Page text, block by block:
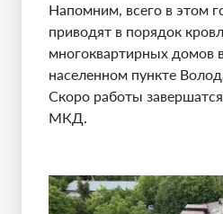
Напомним, всего в этом
приводят в порядок
многоквартирных домов
населенном пункте
Скоро работы
МКД.